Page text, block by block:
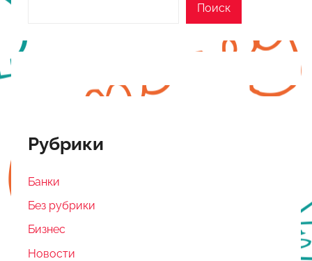
Поиск
Рубрики
Банки
Без рубрики
Бизнес
Новости